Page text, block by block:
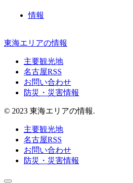
情報
東海エリアの情報
主要観光地
名古屋RSS
お問い合わせ
防災・災害情報
© 2023 東海エリアの情報.
主要観光地
名古屋RSS
お問い合わせ
防災・災害情報